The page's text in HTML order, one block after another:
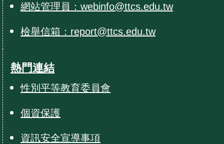
網站管理員：webinfo@ttcs.edu.tw
檢舉信箱：report@ttcs.edu.tw
熱門連結
性別平等教育委員會
個資保護
資訊安全宣導事項